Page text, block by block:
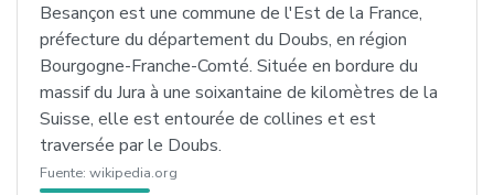
Besançon est une commune de l'Est de la France,
préfecture du département du Doubs, en région
Bourgogne-Franche-Comté. Située en bordure du
massif du Jura à une soixantaine de kilomètres de la
Suisse, elle est entourée de collines et est
traversée par le Doubs.
Fuente: wikipedia.org